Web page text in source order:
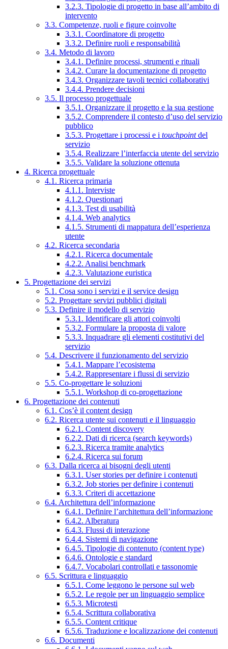
3.2.3. Tipologie di progetto in base all’ambito di
intervento
3.3. Competenze, ruoli e figure coinvolte
3.3.1. Coordinatore di progetto
3.3.2. Definire ruoli e responsabilità
3.4. Metodo di lavoro
3.4.1. Definire processi, strumenti e rituali
3.4.2. Curare la documentazione di progetto
3.4.3. Organizzare tavoli tecnici collaborativi
3.4.4. Prendere decisioni
3.5. Il processo progettuale
3.5.1. Organizzare il progetto e la sua gestione
3.5.2. Comprendere il contesto d’uso del servizio
pubblico
3.5.3. Progettare i processi e i touchpointdel
servizio
3.5.4. Realizzare l’interfaccia utente del servizio
3.5.5. Validare la soluzione ottenuta
4. Ricerca progettuale
4.1. Ricerca primaria
4.1.1. Interviste
4.1.2. Questionari
4.1.3. Test di usabilità
4.1.4. Web analytics
4.1.5. Strumenti di mappatura dell’esperienza
utente
4.2. Ricerca secondaria
4.2.1. Ricerca documentale
4.2.2. Analisi benchmark
4.2.3. Valutazione euristica
5. Progettazione dei servizi
5.1. Cosa sono i servizi e il service design
5.2. Progettare servizi pubblici digitali
5.3. Definire il modello di servizio
5.3.1. Identificare gli attori coinvolti
5.3.2. Formulare la proposta di valore
5.3.3. Inquadrare gli elementi costitutivi del
servizio
5.4. Descrivere il funzionamento del servizio
5.4.1. Mappare l’ecosistema
5.4.2. Rappresentare i flussi di servizio
5.5. Co-progettare le soluzioni
5.5.1. Workshop di co-progettazione
6. Progettazione dei contenuti
6.1. Cos’è il content design
6.2. Ricerca utente sui contenuti e il linguaggio
6.2.1. Content discovery
6.2.2. Dati di ricerca (search keywords)
6.2.3. Ricerca tramite analytics
6.2.4. Ricerca sui forum
6.3. Dalla ricerca ai bisogni degli utenti
6.3.1. User stories per definire i contenuti
6.3.2. Job stories per definire i contenuti
6.3.3. Criteri di accettazione
6.4. Architettura dell’informazione
6.4.1. Definire l’architettura dell’informazione
6.4.2. Alberatura
6.4.3. Flussi di interazione
6.4.4. Sistemi di navigazione
6.4.5. Tipologie di contenuto (content type)
6.4.6. Ontologie e standard
6.4.7. Vocabolari controllati e tassonomie
6.5. Scrittura e linguaggio
6.5.1. Come leggono le persone sul web
6.5.2. Le regole per un linguaggio semplice
6.5.3. Microtesti
6.5.4. Scrittura collaborativa
6.5.5. Content critique
6.5.6. Traduzione e localizzazione dei contenuti
6.6. Documenti